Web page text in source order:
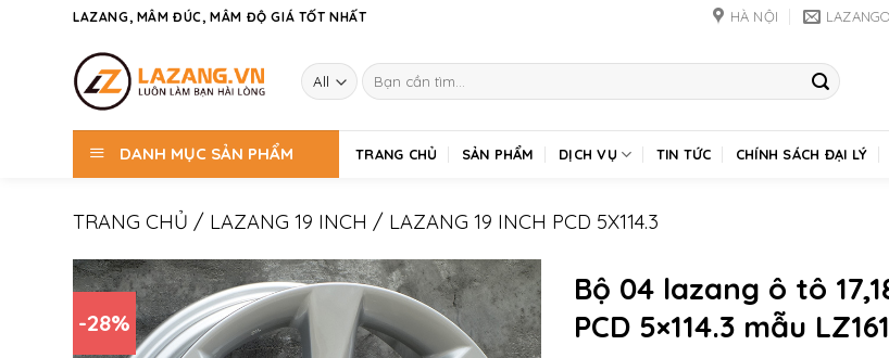
LAZANG, MÂM ĐÚC, MÂM ĐỘ GIÁ TỐT NHẤT HÀ NỘI
Tìm
kiếm:
DANH MỤC SẢN PHẨM TRANG CHỦ SẢN PHẨM DỊCH VỤ TIN TỨC CHÍNH SÁCH ĐẠI LÝ
TRANG CHỦ / LAZANG 19 INCH / LAZANG 19 INCH PCD 5X114.3
-28%
Bộ 04 lazang ô tô
PCD 5×114.3 mẫu LZ161